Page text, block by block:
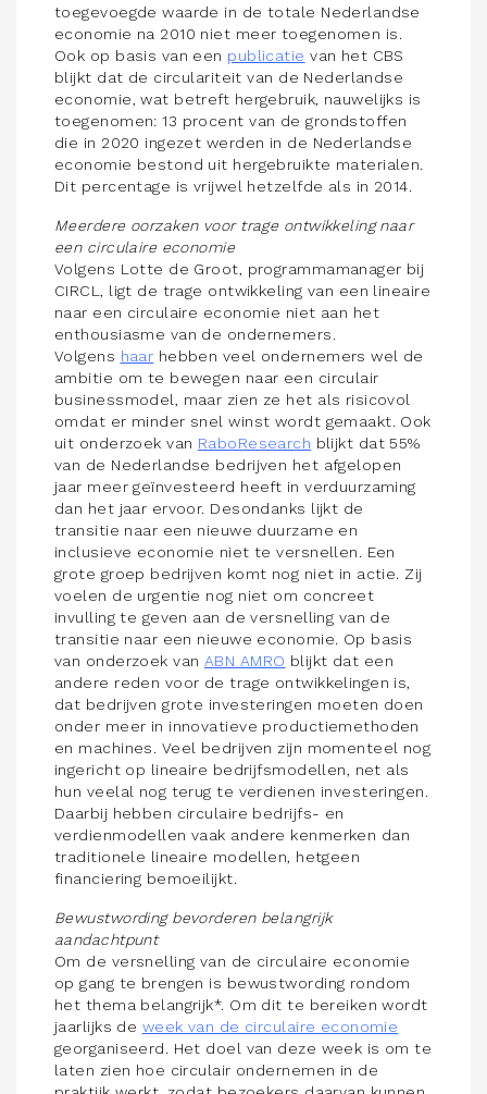
toegevoegde waarde in de totale Nederlandse
economie na 2010 niet meer toegenomen is.
Ook op basis van een publicatie van het CBS
blijkt dat de circulariteit van de Nederlandse
economie, wat betreft hergebruik, nauwelijks is
toegenomen: 13 procent van de grondstoffen
die in 2020 ingezet werden in de Nederlandse
economie bestond uit hergebruikte materialen.
Dit percentage is vrijwel hetzelfde als in 2014.
Meerdere oorzaken voor trage ontwikkeling naar
een circulaire economie
Volgens Lotte de Groot, programmamanager bij
CIRCL, ligt de trage ontwikkeling van een lineaire
naar een circulaire economie niet aan het
enthousiasme van de ondernemers.
Volgens haar hebben veel ondernemers wel de
ambitie om te bewegen naar een circulair
businessmodel, maar zien ze het als risicovol
omdat er minder snel winst wordt gemaakt. Ook
uit onderzoek van RaboResearch blijkt dat 55%
van de Nederlandse bedrijven het afgelopen
jaar meer geïnvesteerd heeft in verduurzaming
dan het jaar ervoor. Desondanks lijkt de
transitie naar een nieuwe duurzame en
inclusieve economie niet te versnellen. Een
grote groep bedrijven komt nog niet in actie. Zij
voelen de urgentie nog niet om concreet
invulling te geven aan de versnelling van de
transitie naar een nieuwe economie. Op basis
van onderzoek van ABN AMRO blijkt dat een
andere reden voor de trage ontwikkelingen is,
dat bedrijven grote investeringen moeten doen
onder meer in innovatieve productiemethoden
en machines. Veel bedrijven zijn momenteel nog
ingericht op lineaire bedrijfsmodellen, net als
hun veelal nog terug te verdienen investeringen.
Daarbij hebben circulaire bedrijfs- en
verdienmodellen vaak andere kenmerken dan
traditionele lineaire modellen, hetgeen
financiering bemoeilijkt.
Bewustwording bevorderen belangrijk
aandachtpunt
Om de versnelling van de circulaire economie
op gang te brengen is bewustwording rondom
het thema belangrijk*. Om dit te bereiken wordt
jaarlijks de week van de circulaire economie
georganiseerd. Het doel van deze week is om te
laten zien hoe circulair ondernemen in de